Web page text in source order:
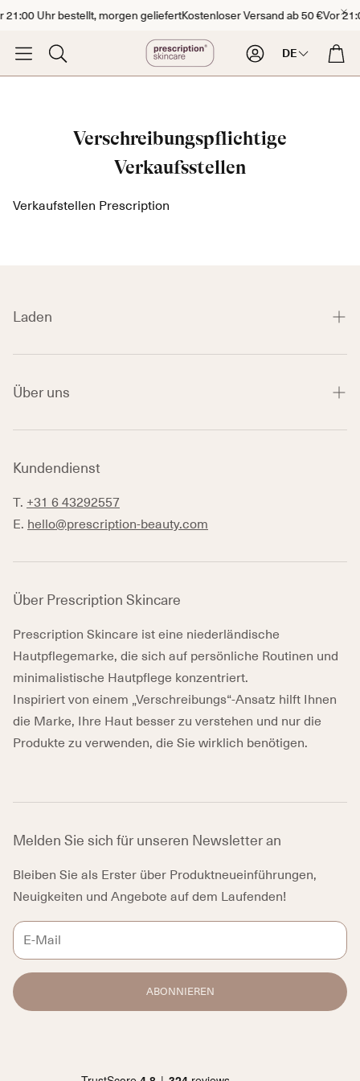
21:00 Uhr bestellt, morgen geliefertKostenloser Versand ab 50 €Vor
Suche
KontoDE
Verschreibungspflichtige
Verkaufsstellen
Verkaufstellen Prescription
Laden
Shop
Hautprobleme
Blog
Glossar der Inhaltsstoffe
Über uns
Kontakt
FAQ
Nutzungsbedingungen
Feedback & Meldingen
Ethical Marketing & PR Policy
Kundendienst
T. +31 6 43292557
E. hello@prescription-beauty.com
Über Prescription Skincare
Prescription Skincare ist eine niederländische
Hautpflegemarke, die sich auf persönliche Routinen und
minimalistische Hautpflege konzentriert.
Inspiriert von einem „Verschreibungs“-Ansatz hilft Ihnen
die Marke, Ihre Haut besser zu verstehen und nur die
Produkte zu verwenden, die Sie wirklich benötigen.
Melden Sie sich für unseren Newsletter an
Bleiben Sie als Erster über Produktneueinführungen,
Neuigkeiten und Angebote auf dem Laufenden!
ABONNIEREN